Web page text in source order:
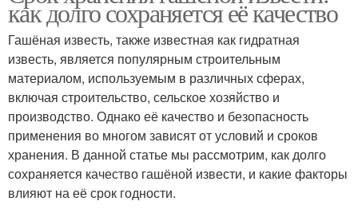
воздухе
как долго сохраняется её качество
Гашёная известь, также известная как гидратная
известь, является популярным строительным
материалом, используемым в различных сферах,
включая строительство, сельское хозяйство и
производство. Однако её качество и безопасность
применения во многом зависят от условий и сроков
хранения. В данной статье мы рассмотрим, как долго
сохраняется качество гашёной извести, и какие факторы
влияют на её срок годности.